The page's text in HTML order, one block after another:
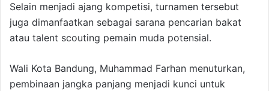
Selain menjadi ajang kompetisi, turnamen tersebut
juga dimanfaatkan sebagai sarana pencarian bakat
atau talent scouting pemain muda potensial.
Wali Kota Bandung, Muhammad Farhan menuturkan,
pembinaan jangka panjang menjadi kunci untuk